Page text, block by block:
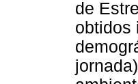
de
obtidos